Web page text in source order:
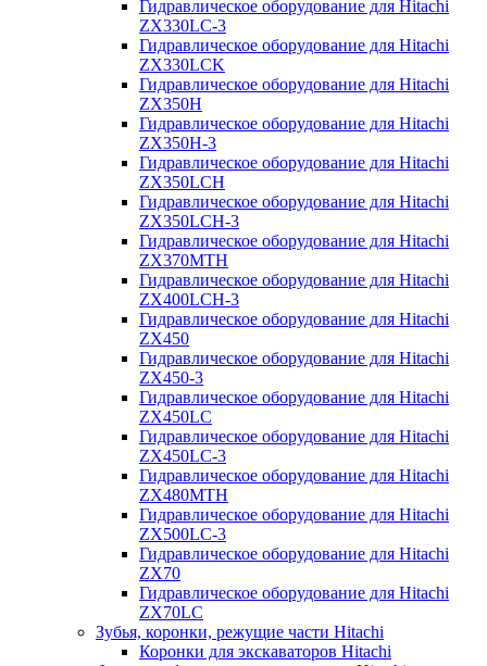
Гидравлическое оборудование для Hitachi
ZX330LC-3
Гидравлическое оборудование для Hitachi
ZX330LCK
Гидравлическое оборудование для Hitachi
ZX350H
Гидравлическое оборудование для Hitachi
ZX350H-3
Гидравлическое оборудование для Hitachi
ZX350LCH
Гидравлическое оборудование для Hitachi
ZX350LCH-3
Гидравлическое оборудование для Hitachi
ZX370MTH
Гидравлическое оборудование для Hitachi
ZX400LCH-3
Гидравлическое оборудование для Hitachi
ZX450
Гидравлическое оборудование для Hitachi
ZX450-3
Гидравлическое оборудование для Hitachi
ZX450LC
Гидравлическое оборудование для Hitachi
ZX450LC-3
Гидравлическое оборудование для Hitachi
ZX480MTH
Гидравлическое оборудование для Hitachi
ZX500LC-3
Гидравлическое оборудование для Hitachi
ZX70
Гидравлическое оборудование для Hitachi
ZX70LC
Зубья, коронки, режущие части Hitachi
Коронки для экскаваторов Hitachi